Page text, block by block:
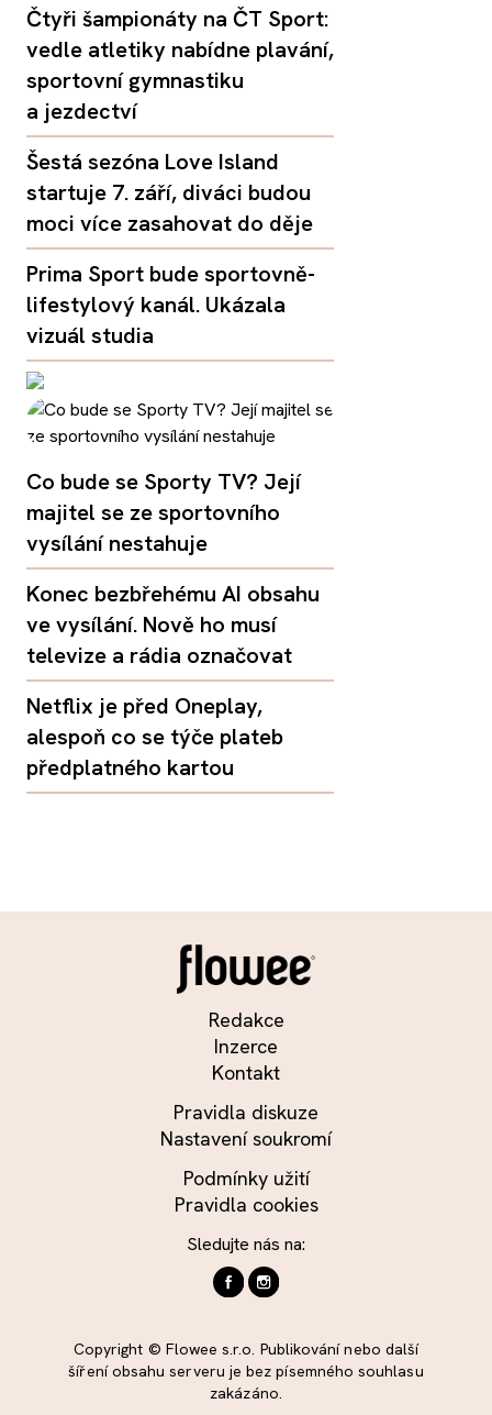
Čtyři šampionáty na ČT Sport:
vedle atletiky nabídne plavání,
sportovní gymnastiku
a jezdectví
Šestá sezóna Love Island
startuje 7. září, diváci budou
moci více zasahovat do děje
Prima Sport bude sportovně-
lifestylový kanál. Ukázala
vizuál studia
Co bude se Sporty TV? Její
majitel se ze sportovního
vysílání nestahuje
Konec bezbřehému AI obsahu
ve vysílání. Nově ho musí
televize a rádia označovat
Netflix je před Oneplay,
alespoň co se týče plateb
předplatného kartou
Redakce
Inzerce
Kontakt
Pravidla diskuze
Nastavení soukromí
Podmínky užití
Pravidla cookies
Sledujte nás na:
Copyright © Flowee s.r.o. Publikování nebo další
šíření obsahu serveru je bez písemného souhlasu
zakázáno.